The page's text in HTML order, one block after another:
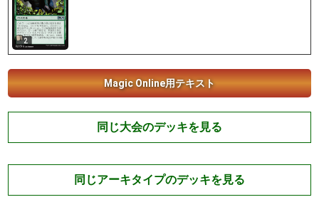
2
Magic Online用テキスト
同じ大会のデッキを見る
同じアーキタイプのデッキを見る